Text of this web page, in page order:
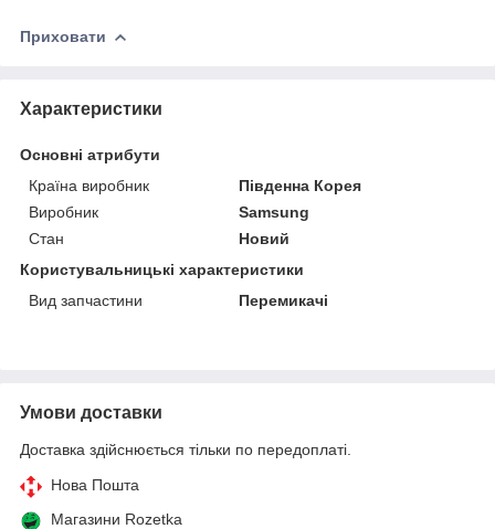
Приховати
Характеристики
Основні атрибути
Країна виробник
Південна Корея
Виробник
Samsung
Стан
Новий
Користувальницькі характеристики
Вид запчастини
Перемикачі
Умови доставки
Доставка здійснюється тільки по передоплаті.
Нова Пошта
Магазини Rozetka